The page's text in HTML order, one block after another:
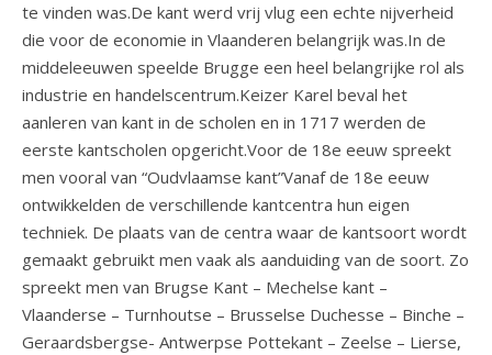
te vinden was.De kant werd vrij vlug een echte nijverheid
die voor de economie in Vlaanderen belangrijk was.In de
middeleeuwen speelde Brugge een heel belangrijke rol als
industrie en handelscentrum.Keizer Karel beval het
aanleren van kant in de scholen en in 1717 werden de
eerste kantscholen opgericht.Voor de 18e eeuw spreekt
men vooral van “Oudvlaamse kant”Vanaf de 18e eeuw
ontwikkelden de verschillende kantcentra hun eigen
techniek. De plaats van de centra waar de kantsoort wordt
gemaakt gebruikt men vaak als aanduiding van de soort. Zo
spreekt men van Brugse Kant – Mechelse kant –
Vlaanderse – Turnhoutse – Brusselse Duchesse – Binche –
Geraardsbergse- Antwerpse Pottekant – Zeelse – Lierse,